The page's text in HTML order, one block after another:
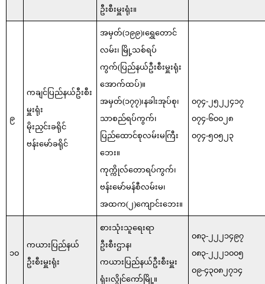
ဦးစီးမှူးရုံး။
၉
ကချင်ပြည်နယ်ဦးစီး
မှူးရုံး
မိုးညှင်းခရိုင်
ဗန်းမော်ခရိုင်
အမှတ်(၁၉၉)၊ရွှေတောင်
လမ်း၊ မြို့သစ်ရပ်
ကွက်(ပြည်နယ်ဦးစီးမှူးရုံး
အောက်ထပ်)။
အမှတ်(၁၇၇)၊နခါးအုပ်စု၊
သာစည်ရပ်ကွက်၊
ပြည်ထောင်စုလမ်းမကြီး
ဘေး။
ကုက္ကိုလ်တောရပ်ကွက်၊
ဗန်းမော်မန်စီလမ်းမ၊
အထက(၂)ကျောင်းဘေး။
၀၇၄-၂၅၂၂၄၁၇
၀၇၄-၆၀၀၂၈
၀၇၄-၅၀၅၂၃
၁၀
ကယားပြည်နယ်
ဦးစီးမှူးရုံး
စားသုံးသူရေးရာ
ဦးစီးဌာန၊
ကယားပြည်နယ်ဦးစီးမှူး
ရုံး၊လွိုင်ကော်မြို့။
၀၈၃-၂၂၂၁၄၉၇
၀၈၃-၂၂၂၁၀၀၅
၀၉-၄၃၀၈၂၇၁၄